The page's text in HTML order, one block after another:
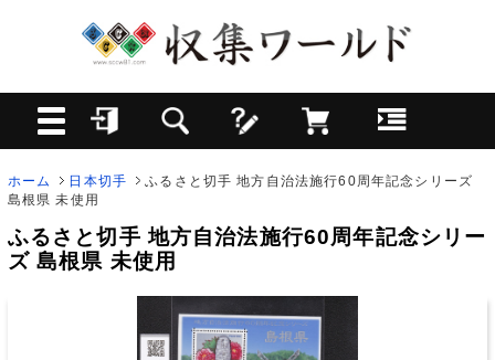
ホーム 日本切手
ふるさと切手 地方自治法施行60周年記念シリーズ
島根県 未使用
ふるさと切手 地方自治法施行60周年記念シリー
ズ 島根県 未使用